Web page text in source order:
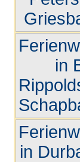
in
in